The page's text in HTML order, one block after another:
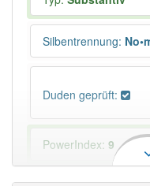
Silbentrennung:
Duden geprüft:
PowerIndex: 9